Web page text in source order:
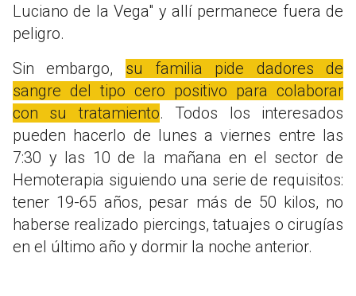
Luciano de la Vega" y allí permanece fuera de
peligro.
Sin embargo, su familia pide dadores de
sangre del tipo cero positivo para colaborar
con su tratamiento. Todos los interesados
pueden hacerlo de lunes a viernes entre las
7:30 y las 10 de la mañana en el sector de
Hemoterapia siguiendo una serie de requisitos:
tener 19-65 años, pesar más de 50 kilos, no
haberse realizado piercings, tatuajes o cirugías
en el último año y dormir la noche anterior.